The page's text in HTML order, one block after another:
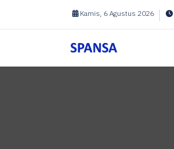
Kamis, 6 Agustus 2026